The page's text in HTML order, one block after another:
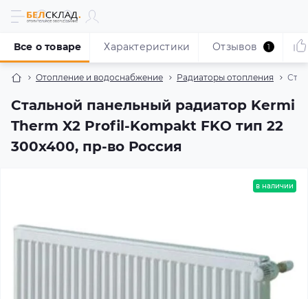
Отопление и водоснабжение Радиаторы отопления
Стальной панельный радиатор Kermi
Therm X2 Profil-Kompakt FKO тип 22
300x400, пр-во Россия
Все о товаре Характеристики Отзывов 1
в наличии